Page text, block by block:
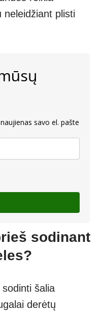
plisti
savo el. pašte
sodinant
šalia
derėtų